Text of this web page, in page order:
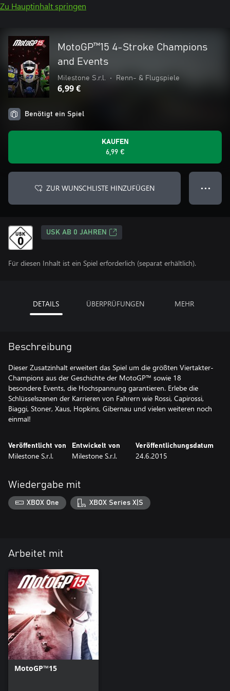
Zu Hauptinhalt springen
MotoGP™15 4-Stroke Champions
and Events
Milestone S.r.l. • Renn- & Flugspiele
6,99 €
Benötigt ein Spiel
KAUFEN
6,99 €
ZUR WUNSCHLISTE HINZUFÜGEN ● ● ●
USK AB 0 JAHREN
Für diesen Inhalt ist ein Spiel erforderlich (separat erhältlich).
DETAILS ÜBERPRÜFUNGEN MEHR
Beschreibung
Dieser Zusatzinhalt erweitert das Spiel um die größten Viertakter-
Champions aus der Geschichte der MotoGP™ sowie 18
besondere Events, die Hochspannung garantieren. Erlebe die
Schlüsselszenen der Karrieren von Fahrern wie Rossi, Capirossi,
Biaggi, Stoner, Xaus, Hopkins, Gibernau und vielen weiteren noch
einmal!
Veröffentlicht von
Milestone S.r.l.
Entwickelt von
Milestone S.r.l.
Veröffentlichungsdatum
24.6.2015
Wiedergabe mit
XBOX One XBOX Series X|S
Arbeitet mit
MotoGP™15